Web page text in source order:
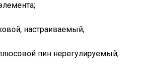
настраиваемый;
пин нерегулируемый;